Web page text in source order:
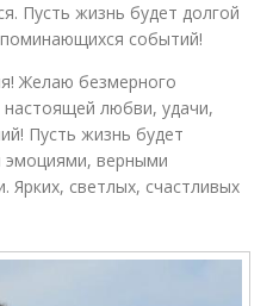
Пусть жизнь будет долгой
событий!
Желаю безмерного
настоящей любви, удачи,
Пусть жизнь будет
верными
Ярких, светлых, счастливых